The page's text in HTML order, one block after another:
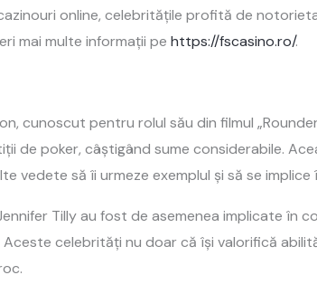
online, celebritățile profită de
mai multe informații pe https://fscasino.ro/.
cunoscut pentru rolul său din filmul
de poker, câștigând sume considerabile.
vedete să îi urmeze exemplul și să se implice
Tilly au fost de asemenea implicate în
celebrități nu doar că își valorifică